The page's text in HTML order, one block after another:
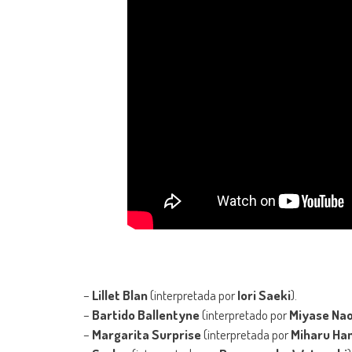
– Lillet Blan(interpretada porIori Saeki).
– Bartido Ballentyne(interpretado porMiyase
– Margarita Surprise(interpretada porMiharu